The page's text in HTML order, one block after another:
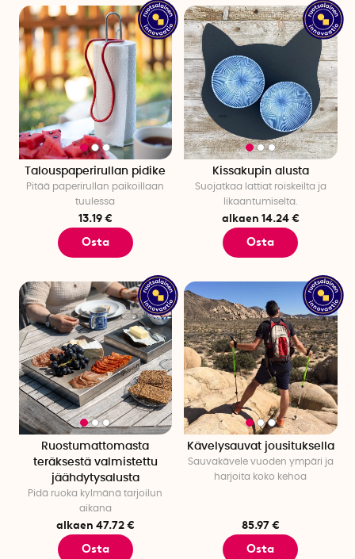
Talouspaperirullan pidike
Pitää paperirullan paikoillaan
tuulessa
13.19 €
Osta
Kissakupin alusta
Suojatkaa lattiat roiskeilta ja
likaantumiselta.
alkaen 14.24 €
Osta
Ruostumattomasta
teräksestä valmistettu
jäähdytysalusta
Pidä ruoka kylmänä tarjoilun
aikana
alkaen 47.72 €
Osta
Kävelysauvat jousituksella
Sauvakävele vuoden ympäri ja
harjoita koko kehoa
85.97 €
Osta